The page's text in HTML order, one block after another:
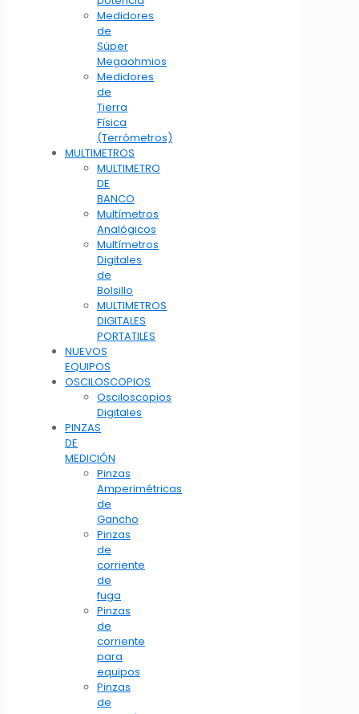
Medidores
de
Súper
Megaohmios
Medidores
de
Tierra
Física
(Terrómetros)
MULTIMETROS
MULTIMETRO
DE
BANCO
Multímetros
Analógicos
Multímetros
Digitales
de
Bolsillo
MULTIMETROS
DIGITALES
PORTATILES
NUEVOS
EQUIPOS
OSCILOSCOPIOS
Osciloscopios
Digitales
PINZAS
DE
MEDICIÓN
Pinzas
Amperimétricas
de
Gancho
Pinzas
de
corriente
de
fuga
Pinzas
de
corriente
para
equipos
Pinzas
de